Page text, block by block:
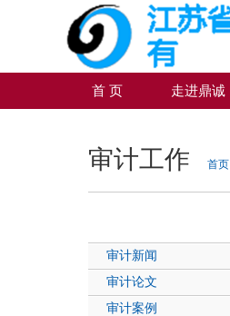
首 页 走进鼎诚
审计工作 首页
审计新闻
审计论文
审计案例